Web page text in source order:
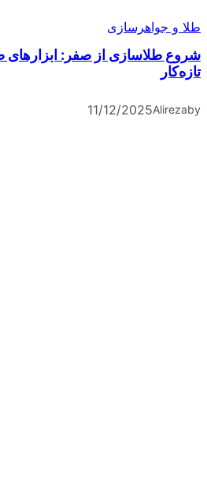
طلا و جواهرسازی
شروع طلاسازی از صفر: ابزارهای
تازه‌کار
by
Alireza
11/12/2025